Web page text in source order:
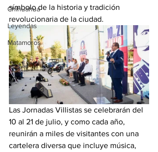
Chihuahua
Leyendas
Matamoros
símbolo de la historia y tradición
revolucionaria de la ciudad.
Las Jornadas Villistas se celebrarán del
10 al 21 de julio, y como cada año,
reunirán a miles de visitantes con una
cartelera diversa que incluye música,